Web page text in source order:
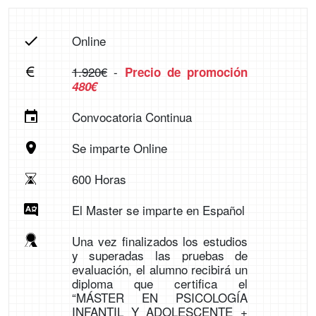
Online
1.920€- Precio de promoción
480€
Convocatoria Continua
Se imparte Online
600 Horas
El Master se imparte en Español
Una vez finalizados los estudios
y superadas las pruebas de
evaluación, el alumno recibirá un
diploma que certifica el
“MÁSTER EN PSICOLOGÍA
INFANTIL Y ADOLESCENTE +